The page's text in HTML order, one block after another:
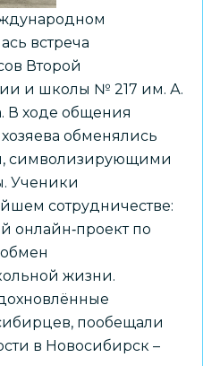
встреча
Второй
и школы № 217 им. А.
В ходе общения
обменялись
символизирующими
Ученики
сотрудничестве:
онлайн‑проект по
жизни.
пообещали
в Новосибирск –